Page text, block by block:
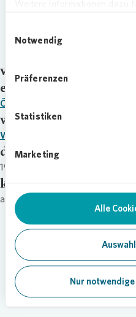
Notwendig
Präferenzen
Statistiken
Marketing
Alle
Nur notwendige
Transkript FY
video
external_link
Öffnen
webcast
Webcast Replay
date
19.03.25
kategorie
annual-report